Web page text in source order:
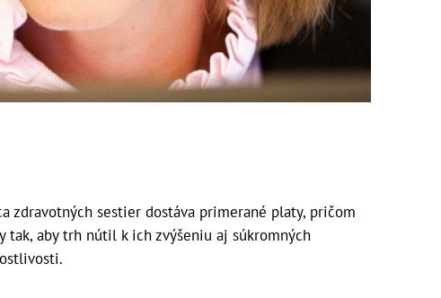
zdravotných sestier dostáva primerané platy, pričom
aby trh nútil k ich zvýšeniu aj súkromných